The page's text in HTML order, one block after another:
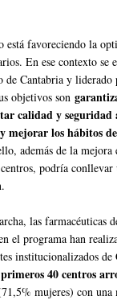
está favoreciendo la
En ese contexto se
de Cantabria y liderado
objetivos son
calidad y seguridad
mejorar los hábitos
además de la
podría
las farmacéuticas
el programa han
institucionalizados de
40 centros
mujeres) con una